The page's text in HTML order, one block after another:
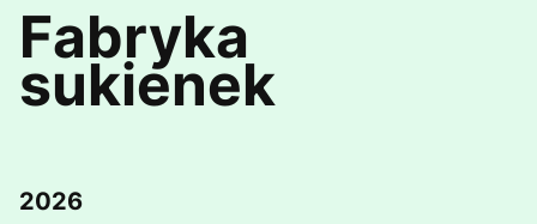
Fabryka
sukienek
2026